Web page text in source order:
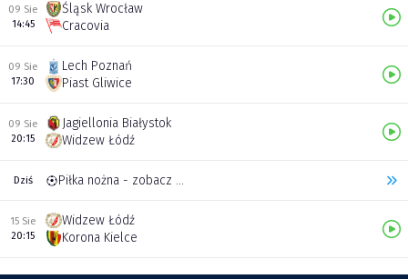
09 Sie
14:45
Śląsk Wrocław
Cracovia
09 Sie
17:30
Lech Poznań
Piast Gliwice
09 Sie
20:15
Jagiellonia Białystok
Widzew Łódź
Dziś Piłka nożna - zobacz inne transmisje
15 Sie
20:15
Widzew Łódź
Korona Kielce